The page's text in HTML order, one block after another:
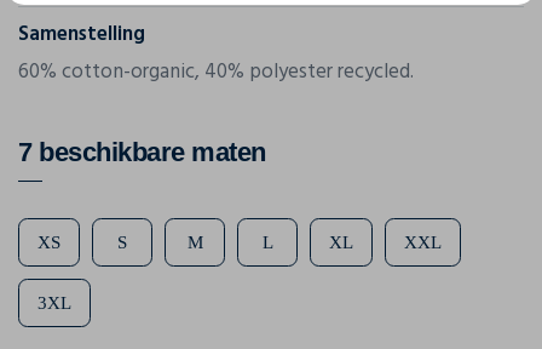
Samenstelling
60% cotton-organic, 40% polyester recycled.
7 beschikbare maten
XS S M L XL XXL
3XL